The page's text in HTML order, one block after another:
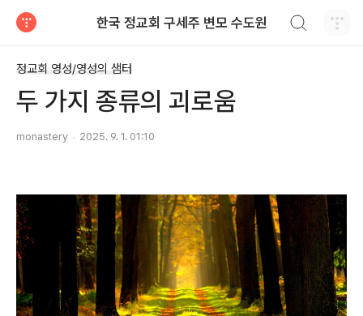
한국 정교회 구세주 변모 수도원
정교회 영성/영성의 샘터
두 가지 종류의 괴로움
monastery 2025. 9. 1. 01:10